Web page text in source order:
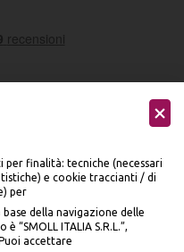
finalità: tecniche (necessari
e cookie traccianti / di
per
della navigazione delle
ITALIA S.R.L.”,
accettare